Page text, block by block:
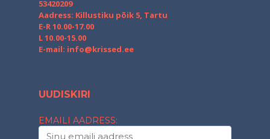
53420209
Aadress: Killustiku põik 5, Tartu
E-R 10.00-17.00
L 10.00-15.00
E-mail: info@krissed.ee
UUDISKIRI
EMAILI AADRESS: